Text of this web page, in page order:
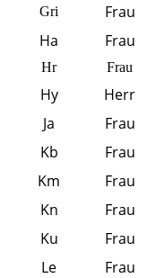
Gri
Frau
Ha
Frau
Hr Frau
Hy Herr
Ja
Frau
Kb
Frau
Km
Frau
Kn
Frau
Ku
Frau
Le
Frau